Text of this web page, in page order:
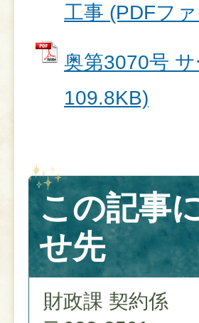
工事 (PDFフ
奥第3070号
109.8KB)
この記事
せ先
財政課 契約係